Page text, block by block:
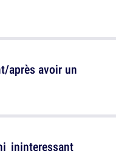
après avoir un